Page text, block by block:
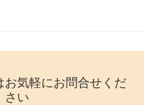
お気軽にお問合せくだ
さい